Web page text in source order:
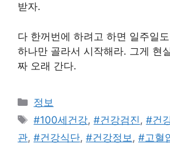
받자.
다 한꺼번에 하려고 하면 일주일
하나만 골라서 시작해라. 그게 현
짜 오래 간다.
카
테
리
정보
태
그
#100세건강,#건강검진 ,#건
관, #건강식단, #건강정보 , #고혈